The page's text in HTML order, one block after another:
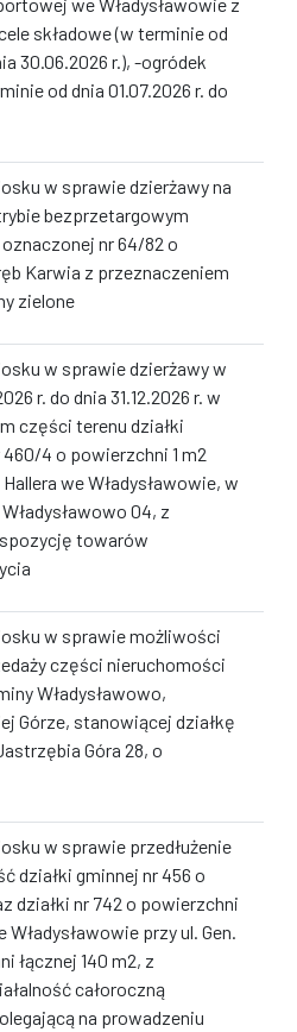
składowe (w terminie od
30.06.2026 r.), -ogródek
od dnia 01.07.2026 r. do
w sprawie dzierżawy na
bezprzetargowym
nr 64/82 o
Karwia z przeznaczeniem
zielone
w sprawie dzierżawy w
r. do dnia 31.12.2026 r. w
części terenu działki
4 o powierzchni 1 m2
we Władysławowie, w
04, z
towarów
w sprawie możliwości
części nieruchomości
Władysławowo,
Górze, stanowiącej działkę
Góra 28, o
w sprawie przedłużenie
działki gminnej nr 456 o
działki nr 742 o powierzchni
Władysławowie przy ul. Gen.
łącznej 140 m2, z
całoroczną
na prowadzeniu